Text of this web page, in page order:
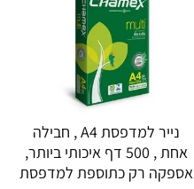
נייר למדפסת A4 , חבילה
אחת , 500 דף איכותי ביותר,
אספקה רק כתוספת למדפסת